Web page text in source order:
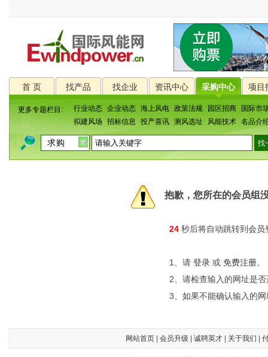
首 页 找产品 找企业 资讯中心 采购中心 项目
更多专题栏目: 行业动态 企业动态 海上风电 政策法规 园区招商
国际市
拟建风场
招标信息 投产喜讯 测风选址 风能技术 名品介
抱歉，您所在的会员组
24 秒后将自动跳转到会员
1、请 登录 或 免费注册。
2、请检查输入的网址是
3、如果不能确认输入的
网站首页| 会员升级 诚聘英才| 关于我们